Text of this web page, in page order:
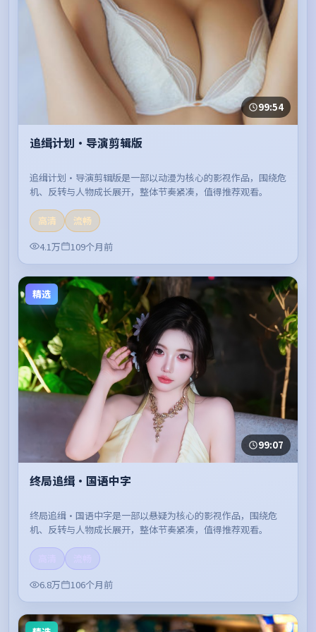
99:54
追缉计划·导演剪辑版
追缉计划·导演剪辑版是一部以动漫为核心的影视作品，围绕危
机、反转与人物成长展开，整体节奏紧凑，值得推荐观看。
高清
流畅
4.1万
109个月前
精选
99:07
终局追缉·国语中字
终局追缉·国语中字是一部以悬疑为核心的影视作品，围绕危
机、反转与人物成长展开，整体节奏紧凑，值得推荐观看。
6.8万
106个月前